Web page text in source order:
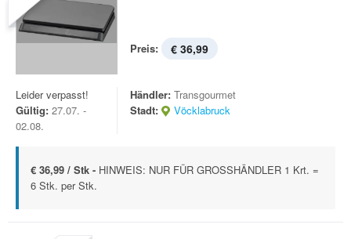
Preis: € 36,99
Leider verpasst!
Gültig: 27.07. -
02.08.
Händler: Transgourmet
Stadt:
Vöcklabruck
€ 36,99 / Stk - HINWEIS: NUR FÜR GROSSHÄNDLER 1 Krt. =
6 Stk. per Stk.